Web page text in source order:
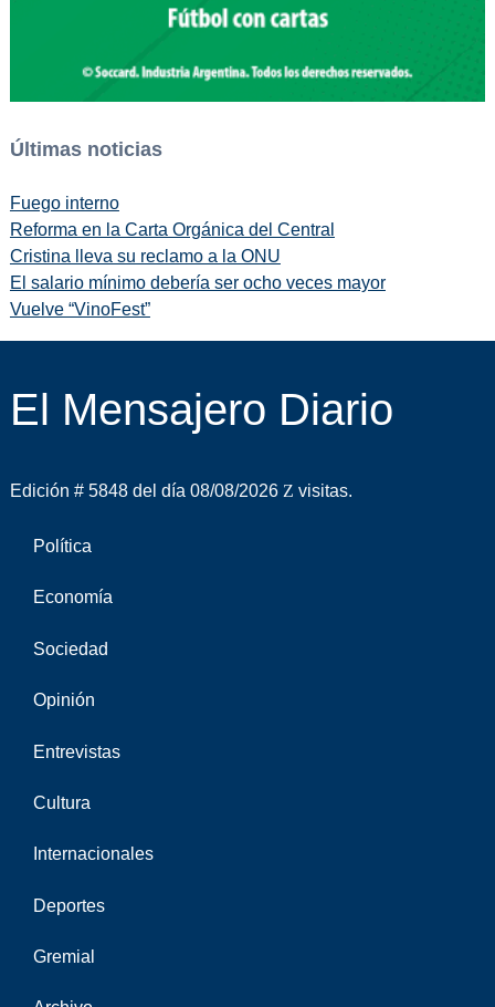
Últimas noticias
Fuego interno
Reforma en la Carta Orgánica del Central
Cristina lleva su reclamo a la ONU
El salario mínimo debería ser ocho veces mayor
Vuelve “VinoFest”
El Mensajero Diario
Edición # 5848 del día 08/08/2026 visitas.
Política
Economía
Sociedad
Opinión
Entrevistas
Cultura
Internacionales
Deportes
Gremial